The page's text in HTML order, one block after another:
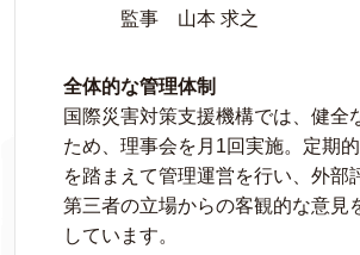
監事 山本 求之
全体的な管理体制
国際災害対策支援機構では、健全
ため、理事会を月1回実施。定期
を踏まえて管理運営を行い、外部
第三者の立場からの客観的な意見
しています。